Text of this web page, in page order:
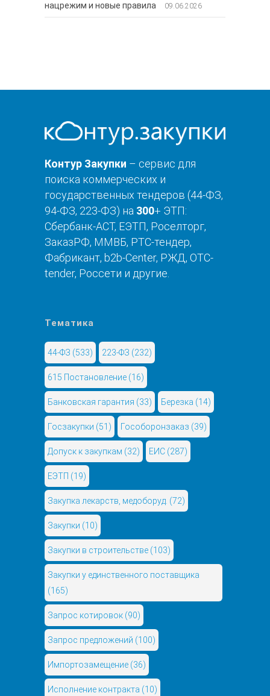
нацрежим и новые правила
09.06.2026
Контур Закупки – сервис для
поиска коммерческих и
государственных тендеров (44-ФЗ,
94-ФЗ, 223-ФЗ) на 300+ ЭТП:
Сбербанк-АСТ, ЕЭТП, Роселторг,
ЗаказРФ, ММВБ, РТС-тендер,
Фабрикант, b2b-Center, РЖД, OTC-
tender, Россети и другие.
Тематика
44-ФЗ (533) 223-ФЗ (232)
615 Постановление (16)
Банковская гарантия (33) Березка (14)
Госзакупки (51) Гособоронзаказ (39)
Допуск к закупкам (32) ЕИС (287)
ЕЭТП (19)
Закупка лекарств, медоборуд. (72)
Закупки (10)
Закупки в строительстве (103)
Закупки у единственного поставщика
(165)
Запрос котировок (90)
Запрос предложений (100)
Импортозамещение (36)
Исполнение контракта (10)